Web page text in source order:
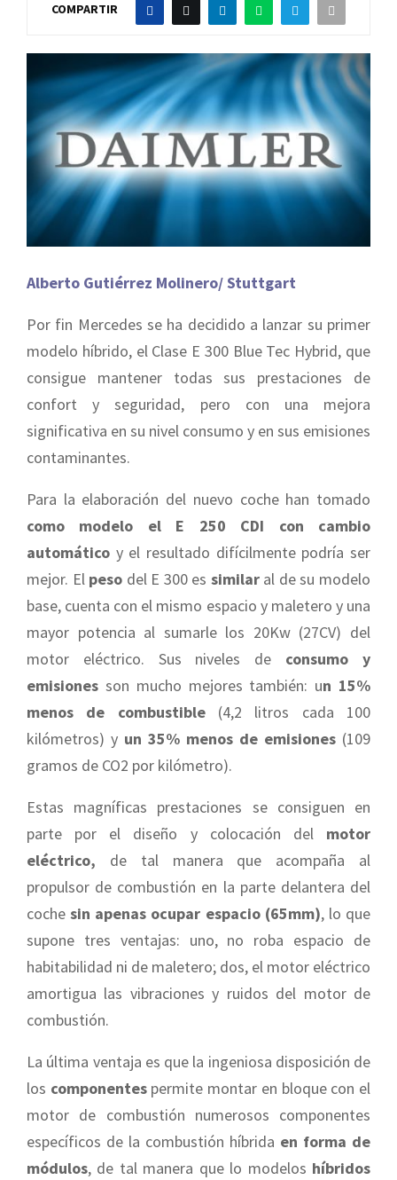
COMPARTIR
Alberto Gutiérrez Molinero/ Stuttgart
Por fin Mercedes se ha decidido a lanzar su primer
modelo híbrido, el Clase E 300 Blue Tec Hybrid, que
consigue mantener todas sus prestaciones de
confort y seguridad, pero con una mejora
significativa en su nivel consumo y en sus emisiones
contaminantes.
Para la elaboración del nuevo coche han tomado
como modelo el E 250 CDI con cambio
automático y el resultado difícilmente podría ser
mejor. El peso del E 300 es similaral de su modelo
base, cuenta con el mismo espacio y maletero y una
mayor potencia al sumarle los 20Kw (27CV) del
motor eléctrico. Sus niveles de consumo y
emisiones son mucho mejores también: un 15%
menos de combustible(4,2 litros cada 100
kilómetros) y un 35% menos de emisiones (109
gramos de CO2 por kilómetro).
Estas magníficas prestaciones se consiguen en
parte por el diseño y colocación del motor
eléctrico, de tal manera que acompaña al
propulsor de combustión en la parte delantera del
cochesin apenas ocupar espacio (65mm), lo que
supone tres ventajas: uno, no roba espacio de
habitabilidad ni de maletero; dos, el motor eléctrico
amortigua las vibraciones y ruidos del motor de
combustión.
La última ventaja es que la ingeniosa disposición de
los componentespermite montar en bloque con el
motor de combustión numerosos componentes
específicos de la combustión híbrida en forma de
módulos, de tal manera que lo modelos híbridos